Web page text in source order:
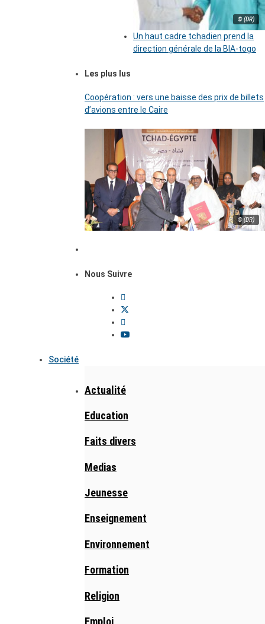
© (DR)
Un haut cadre tchadien prend la
direction générale de la BIA-togo
Les plus lus
Coopération : vers une baisse des prix de billets
d’avions entre le Caire
© (DR)
Nous Suivre
Société
Actualité
Education
Faits divers
Medias
Jeunesse
Enseignement
Environnement
Formation
Religion
Emploi